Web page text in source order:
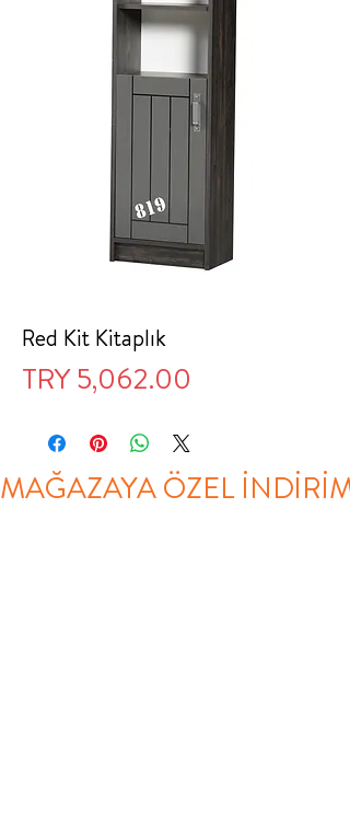
Red Kit Kitaplık
TRY 5,062.00
MAĞAZAYA ÖZEL İNDİRİM